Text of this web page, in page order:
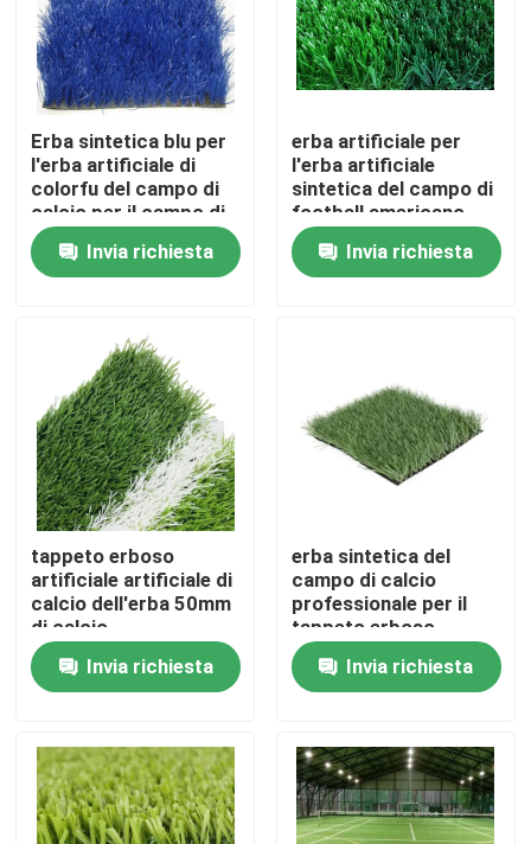
Casa
Prodotti
Chi siamo
Giro della fabbrica
Controllo di qualità
Contattaci
Notizia
Casi
Erba artificiale di calcio
Erba sintetica blu per
l'erba artificiale di
colorfu del campo di
calcio per il campo di
football americano
Invia richiesta
erba artificiale per
l'erba artificiale
sintetica del campo di
football americano
Invia richiesta
tappeto erboso
artificiale artificiale di
calcio dell'erba 50mm
di calcio
Invia richiesta
erba sintetica del
campo di calcio
professionale per il
tappeto erboso
artificiale di calcio di
calcio Invia richiesta